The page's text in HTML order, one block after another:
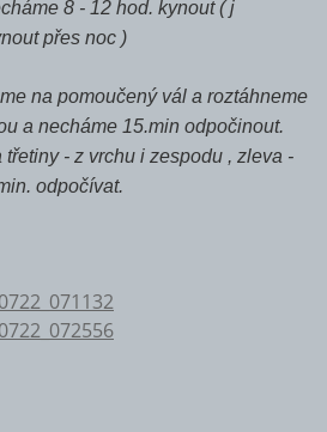
8 - 12 hod. kynout ( j
přes noc )
na pomoučený vál a roztáhneme
a necháme 15.min odpočinout.
- z vrchu i zespodu , zleva -
odpočívat.